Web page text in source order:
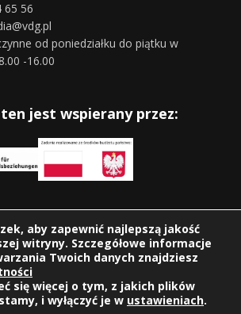
65 56
od poniedziałku do piątku w
-16.00
jest wspierany przez:
nas również na:
aby zapewnić najlepszą jakość
witryny. Szczegółowe informacje
Twoich danych znajdziesz
się więcej o tym, z jakich plików
i wyłączyć je w ustawieniach.